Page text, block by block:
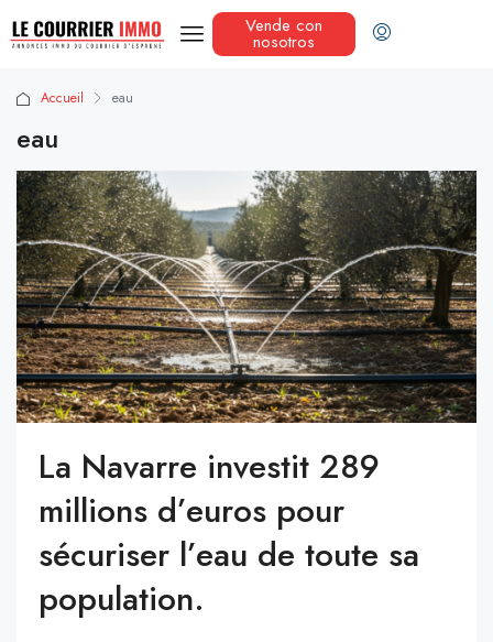
Vende con
nosotros
Accueil eau
eau
La Navarre investit 289
millions d’euros pour
sécuriser l’eau de toute sa
population.